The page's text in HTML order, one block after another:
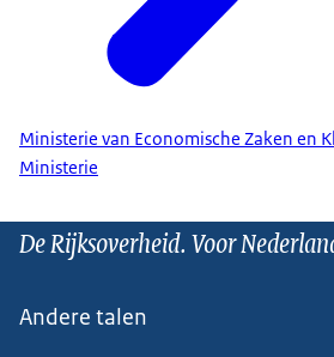
Ministerie van Economische Zaken en
Ministerie
De Rijksoverheid. Voor
Andere talen